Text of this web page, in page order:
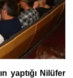
yaptığı Nilüfer